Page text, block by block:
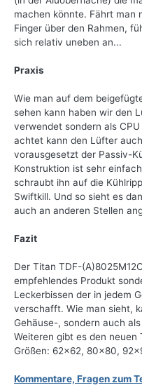
machen könnte. Fährt man
Finger über den Rahmen,
sich relativ uneben an...
Praxis
Wie man auf dem
sehen kann haben wir den
verwendet sondern als
achtet kann den Lüfter
vorausgesetzt der Passiv-
Konstruktion ist sehr
schraubt ihn auf die
Swiftkill. Und so sieht es
auch an anderen Stellen
Fazit
Der Titan TDF-
empfehlendes Produkt
Leckerbissen der in jedem
verschafft. Wie man sieht,
Gehäuse-, sondern auch
Weiteren gibt es den
Größen: 62x62, 80x80,
Kommentare, Fragen zum